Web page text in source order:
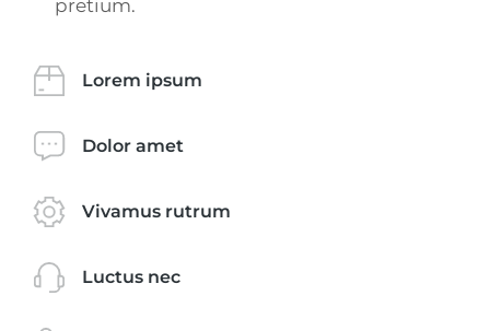
pretium.
Lorem ipsum
Dolor amet
Vivamus rutrum
Luctus nec